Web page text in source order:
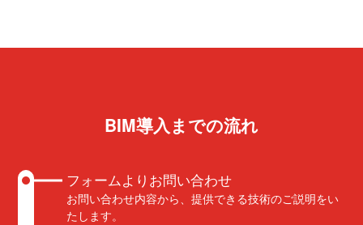
BIM導入までの流れ
フォームよりお問い合わせ
お問い合わせ内容から、提供できる技術のご説明をい
たします。